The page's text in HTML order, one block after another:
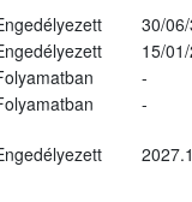
30/
15/
-
-